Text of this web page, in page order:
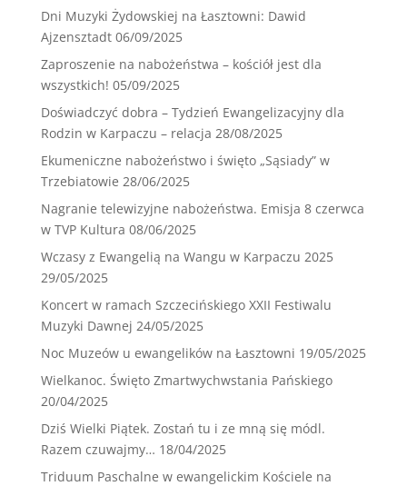
Dni Muzyki Żydowskiej na Łasztowni: Dawid
Ajzensztadt 06/09/2025
Zaproszenie na nabożeństwa – kościół jest dla
wszystkich! 05/09/2025
Doświadczyć dobra – Tydzień Ewangelizacyjny dla
Rodzin w Karpaczu – relacja 28/08/2025
Ekumeniczne nabożeństwo i święto „Sąsiady” w
Trzebiatowie 28/06/2025
Nagranie telewizyjne nabożeństwa. Emisja 8 czerwca
w TVP Kultura 08/06/2025
Wczasy z Ewangelią na Wangu w Karpaczu 2025
29/05/2025
Koncert w ramach Szczecińskiego XXII Festiwalu
Muzyki Dawnej 24/05/2025
Noc Muzeów u ewangelików na Łasztowni 19/05/2025
Wielkanoc. Święto Zmartwychwstania Pańskiego
20/04/2025
Dziś Wielki Piątek. Zostań tu i ze mną się módl.
Razem czuwajmy… 18/04/2025
Triduum Paschalne w ewangelickim Kościele na